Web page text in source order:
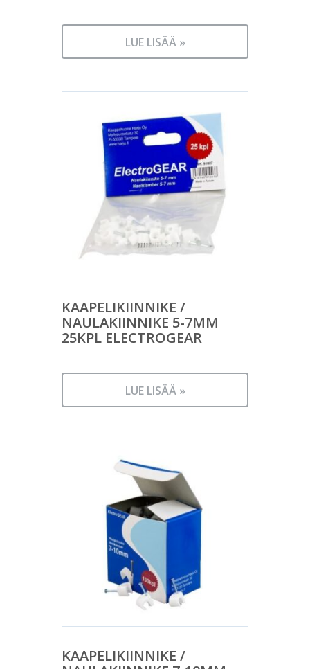
LUE LISÄÄ »
KAAPELIKIINNIKE /
NAULAKIINNIKE 5-7MM
25KPL ELECTROGEAR
LUE LISÄÄ »
KAAPELIKIINNIKE /